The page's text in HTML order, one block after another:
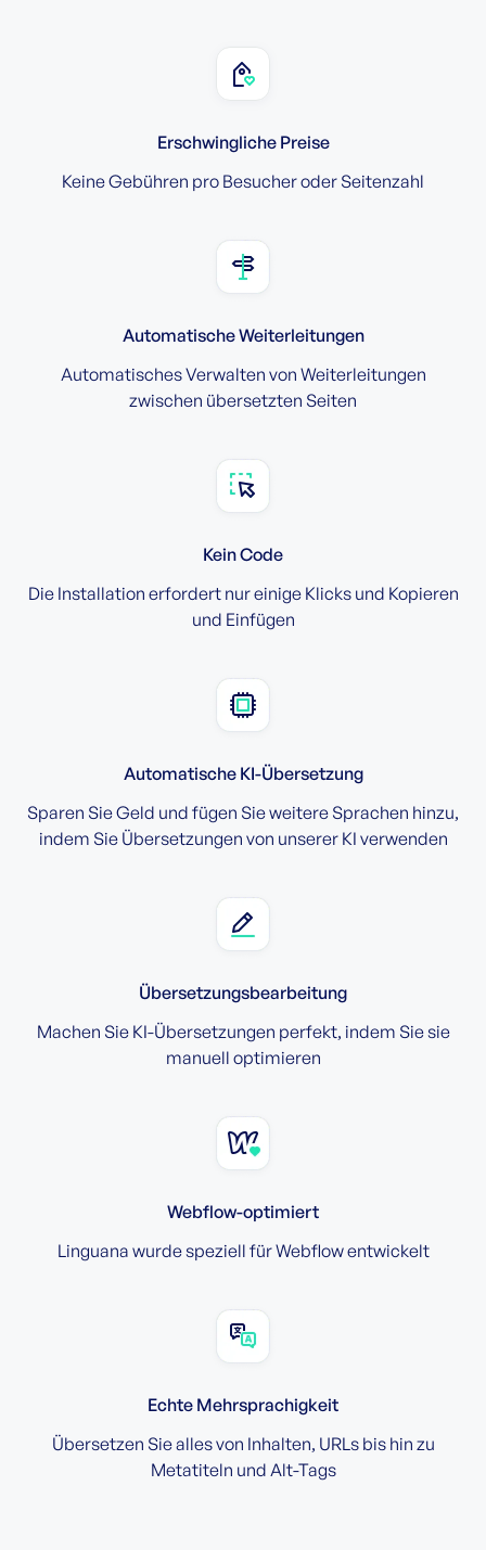
Erschwingliche Preise
Keine Gebühren pro Besucher oder Seitenzahl
Automatische Weiterleitungen
Automatisches Verwalten von Weiterleitungen
zwischen übersetzten Seiten
Kein Code
Die Installation erfordert nur einige Klicks und Kopieren
und Einfügen
Automatische KI-Übersetzung
Sparen Sie Geld und fügen Sie weitere Sprachen hinzu,
indem Sie Übersetzungen von unserer KI verwenden
Übersetzungsbearbeitung
Machen Sie KI-Übersetzungen perfekt, indem Sie sie
manuell optimieren
Webflow-optimiert
Linguana wurde speziell für Webflow entwickelt
Echte Mehrsprachigkeit
Übersetzen Sie alles von Inhalten, URLs bis hin zu
Metatiteln und Alt-Tags